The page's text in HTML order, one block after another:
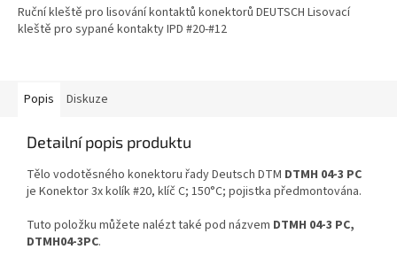
Ruční kleště pro lisování kontaktů konektorů DEUTSCH Lisovací
kleště pro sypané kontakty IPD #20-#12
Popis Diskuze
Detailní popis produktu
Tělo vodotěsného konektoru řady Deutsch DTM DTMH 04-3 PC
je Konektor 3x kolík #20, klíč C; 150°C; pojistka předmontována.
Tuto položku můžete nalézt také pod názvem DTMH 04-3 PC,
DTMH04-3PC.